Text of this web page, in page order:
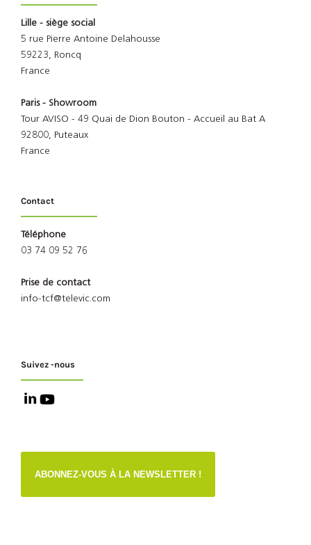
Lille - siège social
5 rue Pierre Antoine Delahousse
59223, Roncq
France
Paris - Showroom
Tour AVISO - 49 Quai de Dion Bouton - Accueil au Bat A
92800, Puteaux
France
Contact
Téléphone
03 74 09 52 76
Prise de contact
info-tcf@televic.com
Suivez -nous
ABONNEZ-VOUS À LA NEWSLETTER !